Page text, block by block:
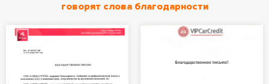
говорят слова благодарности